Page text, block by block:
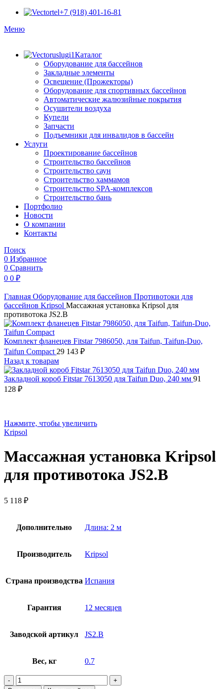
+7 (918) 401-16-81
Меню
Каталог
Оборудование для бассейнов
Закладные элементы
Освещение (Прожекторы)
Оборудование для спортивных бассейнов
Автоматические жалюзийные покрытия
Осушители воздуха
Купели
Запчасти
Подъемники для инвалидов в бассейн
Услуги
Проектирование бассейнов
Строительство бассейнов
Строительство саун
Строительство хаммамов
Строительство SPA-комплексов
Строительство бань
Портфолио
Новости
O компании
Контакты
Поиск
0 Избранное
0 Сравнить
0 0 ₽
Главная Оборудование для бассейнов Противотоки для
бассейнов Kripsol Массажная установка Kripsol для
противотока JS2.B
Комплект фланецев Fitstar 7986050, для Taifun, Taifun-Duo,
Taifun Compact 29 143 ₽
Назад к товарам
Закладной короб Fitstar 7613050 для Taifun Duo, 240 мм 91
128 ₽
Нажмите, чтобы увеличить
Kripsol
Массажная установка Kripsol
для противотока JS2.B
5 118 ₽
Дополнительно Длина: 2 м
Производитель Kripsol
Страна производства Испания
Гарантия 12 месяцев
Заводской артикул JS2.B
Вес, кг 0.7